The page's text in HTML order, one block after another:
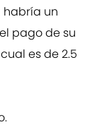
habría un
pago de su
es de 2.5